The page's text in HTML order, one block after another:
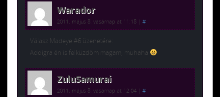
Warador
2011. május 8. vasárnap at 11:18 #
Válasz Madeye #6 üzenetére:
Addigra én is felküzdöm magam, muhaha
ZuluSamurai
2011. május 8. vasárnap at 12:04 #